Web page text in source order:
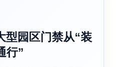
型园区门禁从“装
行”